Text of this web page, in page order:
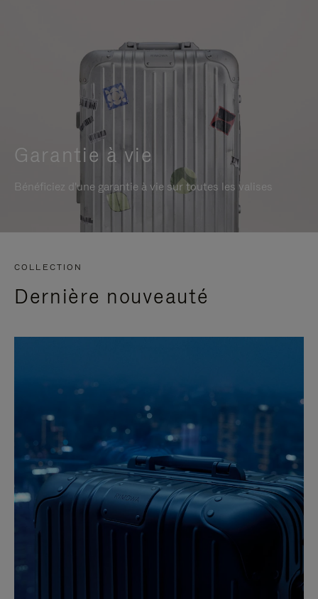
Garantie à vie
Bénéficiez d'une garantie à vie sur toutes les valises
COLLECTION
Dernière nouveauté